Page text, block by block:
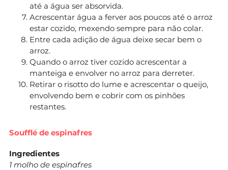
até a água ser absorvida.
Acrescentar água a ferver aos poucos até o arroz
estar cozido, mexendo sempre para não colar.
Entre cada adição de água deixe secar bem o
arroz.
Quando o arroz tiver cozido acrescentar a
manteiga e envolver no arroz para derreter.
Retirar o risotto do lume e acrescentar o queijo,
envolvendo bem e cobrir com os pinhões
restantes.
Soufflé de espinafres
Ingredientes
1 molho de espinafres